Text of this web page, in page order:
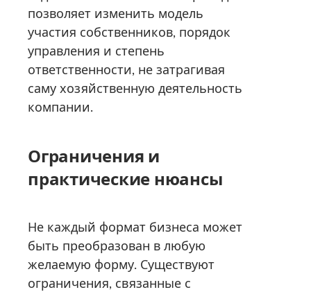
позволяет изменить модель
участия собственников, порядок
управления и степень
ответственности, не затрагивая
саму хозяйственную деятельность
компании.
Ограничения и
практические нюансы
Не каждый формат бизнеса может
быть преобразован в любую
желаемую форму. Существуют
ограничения, связанные с